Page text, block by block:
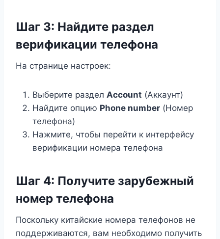
Шаг 3: Найдите раздел
верификации телефона
На странице настроек:
Выберите раздел Account (Аккаунт)
Найдите опцию Phone number (Номер
телефона)
Нажмите, чтобы перейти к интерфейсу
верификации номера телефона
Шаг 4: Получите зарубежный
номер телефона
Поскольку китайские номера телефонов не
поддерживаются, вам необходимо получить